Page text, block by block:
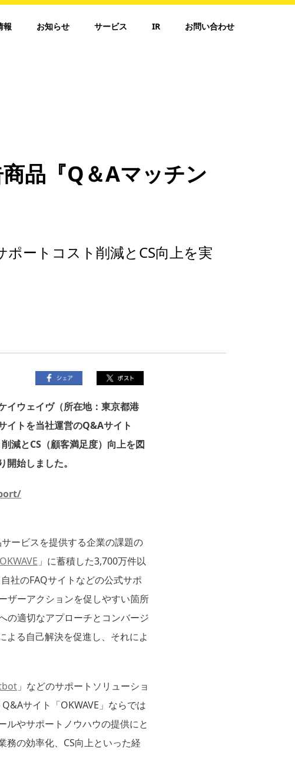
報 お知らせ サービス IR お問い合わせ
品『Q＆Aマッチン
ートコスト削減とCS向上を実
イウェイヴ（所在地：東京都港
トを当社運営のQ&Aサイト
減とCS（顧客満足度）向上を図
始しました。
ービスを提供する企業の課題の
OKWAVE 」に蓄積した3,700万件以
社のFAQサイトなどの公式サポ
ザーアクションを促しやすい箇所
の適切なアプローチとコンバージ
よる自己解決を促進し、それによ
」などのサポートソリューショ
サイト「OKWAVE」ならでは
ルやサポートノウハウの提供にと
務の効率化、CS向上といった経